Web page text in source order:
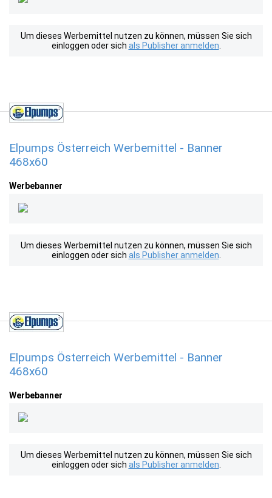
Um dieses Werbemittel nutzen zu können, müssen Sie sich
einloggen oder sich als Publisher anmelden
Elpumps Österreich Werbemittel - Banner
468x60
Werbebanner
Um dieses Werbemittel nutzen zu können, müssen Sie sich
einloggen oder sich als Publisher anmelden
Elpumps Österreich Werbemittel - Banner
468x60
Werbebanner
Um dieses Werbemittel nutzen zu können, müssen Sie sich
einloggen oder sich als Publisher anmelden